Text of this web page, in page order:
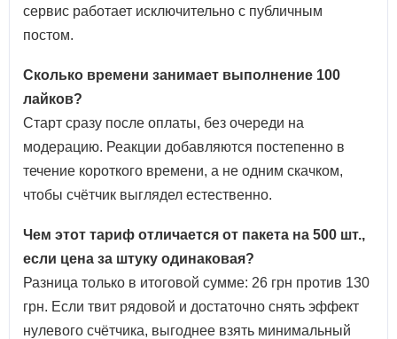
сервис работает исключительно с публичным
постом.
Сколько времени занимает выполнение 100
лайков?
Старт сразу после оплаты, без очереди на
модерацию. Реакции добавляются постепенно в
течение короткого времени, а не одним скачком,
чтобы счётчик выглядел естественно.
Чем этот тариф отличается от пакета на 500 шт.,
если цена за штуку одинаковая?
Разница только в итоговой сумме: 26 грн против 130
грн. Если твит рядовой и достаточно снять эффект
нулевого счётчика, выгоднее взять минимальный